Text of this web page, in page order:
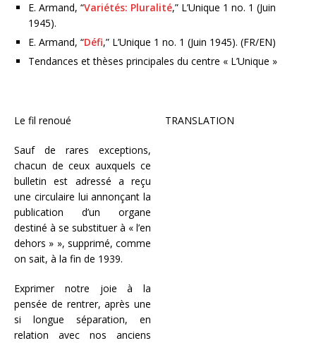
E. Armand, “Variétés: Pluralité,” L’Unique 1 no. 1 (Juin
1945).
E. Armand, “Défi,” L’Unique 1 no. 1 (Juin 1945). (FR/EN)
Tendances et thèses principales du centre « L’Unique »
Le fil renoué
Sauf de rares exceptions,
chacun de ceux auxquels ce
bulletin est adressé a reçu
une circulaire lui annonçant la
publication d’un organe
destiné à se substituer à « l’en
dehors » », supprimé, comme
on sait, à la fin de 1939.
Exprimer notre joie à la
pensée de rentrer, après une
si longue séparation, en
relation avec nos anciens
TRANSLATION